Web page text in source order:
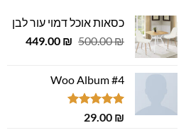
כסאות אוכל דמוי עור לבן
500.00₪
המחיר
500.00 ₪.
449.00 ₪
המחיר
Woo Album #4
דורג5.00
29.00 ₪